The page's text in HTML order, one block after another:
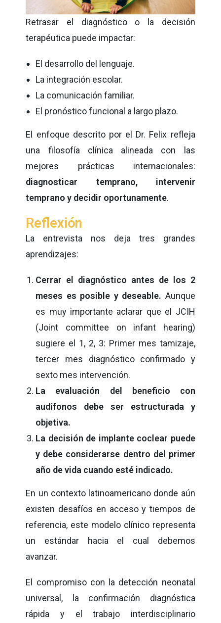
Retrasar el diagnóstico o la decisión
terapéutica puede impactar:
El desarrollo del lenguaje.
La integración escolar.
La comunicación familiar.
El pronóstico funcional a largo plazo.
El enfoque descrito por el Dr. Felix refleja
una filosofía clínica alineada con las
mejores prácticas internacionales:
diagnosticar temprano, intervenir
temprano y decidir oportunamente.
Reflexión
La entrevista nos deja tres grandes
aprendizajes:
Cerrar el diagnóstico antes de los 2
meses es posible y deseable. Aunque
es muy importante aclarar que el JCIH
(Joint committee on infant hearing)
sugiere el 1, 2, 3: Primer mes tamizaje,
tercer mes diagnóstico confirmado y
sexto mes intervención.
La evaluación del beneficio con
audífonos debe ser estructurada y
objetiva.
La decisión de implante coclear puede
y debe considerarse dentro del primer
año de vida cuando esté indicado.
En un contexto latinoamericano donde aún
existen desafíos en acceso y tiempos de
referencia, este modelo clínico representa
un estándar hacia el cual debemos
avanzar.
El compromiso con la detección neonatal
universal, la confirmación diagnóstica
rápida y el trabajo interdisciplinario